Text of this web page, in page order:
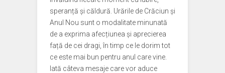
speranță și căldură. Urările de Crăciun și
Anul Nou sunt o modalitate minunată
de a exprima afecțiunea și aprecierea
față de cei dragi, în timp ce le dorim tot
ce este mai bun pentru anul care vine.
Iată câteva mesaje care vor aduce